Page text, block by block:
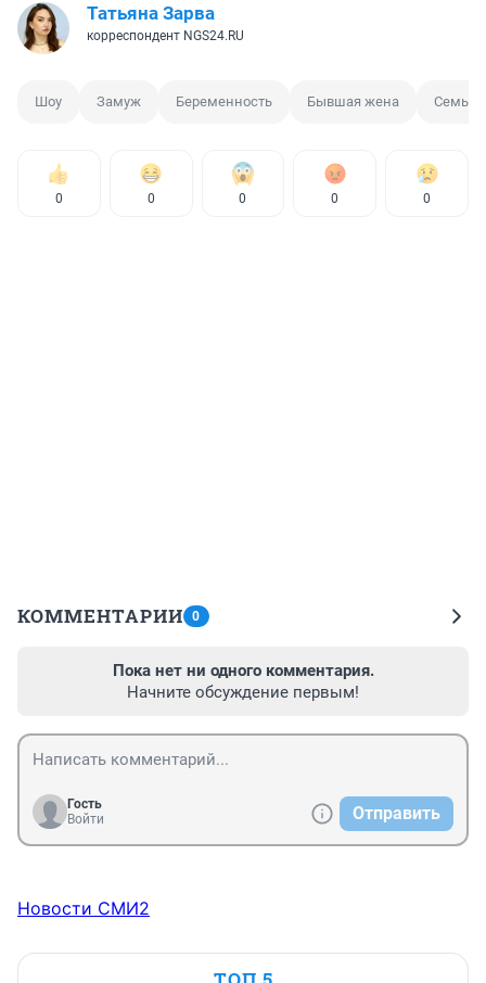
Татьяна Зарва
корреспондент NGS24.RU
Шоу Замуж Беременность Бывшая жена Семья
0 0 0 0 0
КОММЕНТАРИИ 0
Пока нет ни одного комментария.
Начните обсуждение первым!
Гость
Войти
Отправить
Новости СМИ2